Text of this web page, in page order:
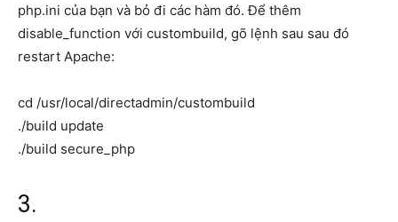
php.ini của bạn và bỏ đi các hàm đó. Để thêm
disable_function với custombuild, gõ lệnh sau sau đó
restart Apache:
cd /usr/local/directadmin/custombuild
./build update
./build secure_php
3.